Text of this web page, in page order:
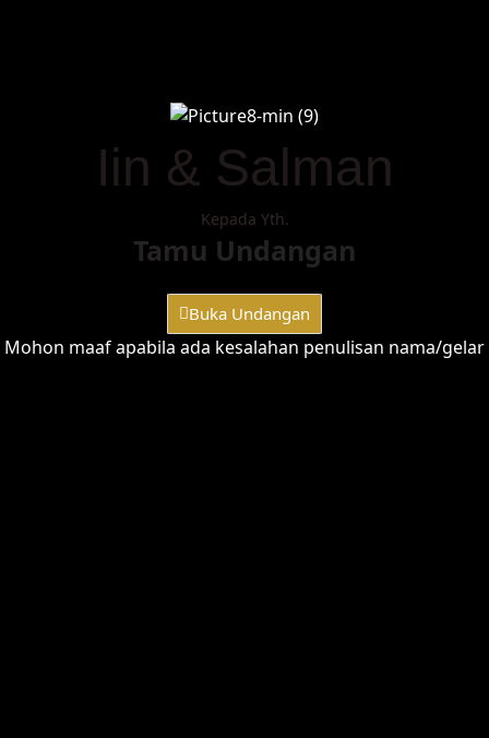
Iin & Salman
Kepada Yth.
Tamu Undangan
Buka Undangan
Mohon maaf apabila ada kesalahan penulisan nama/gelar